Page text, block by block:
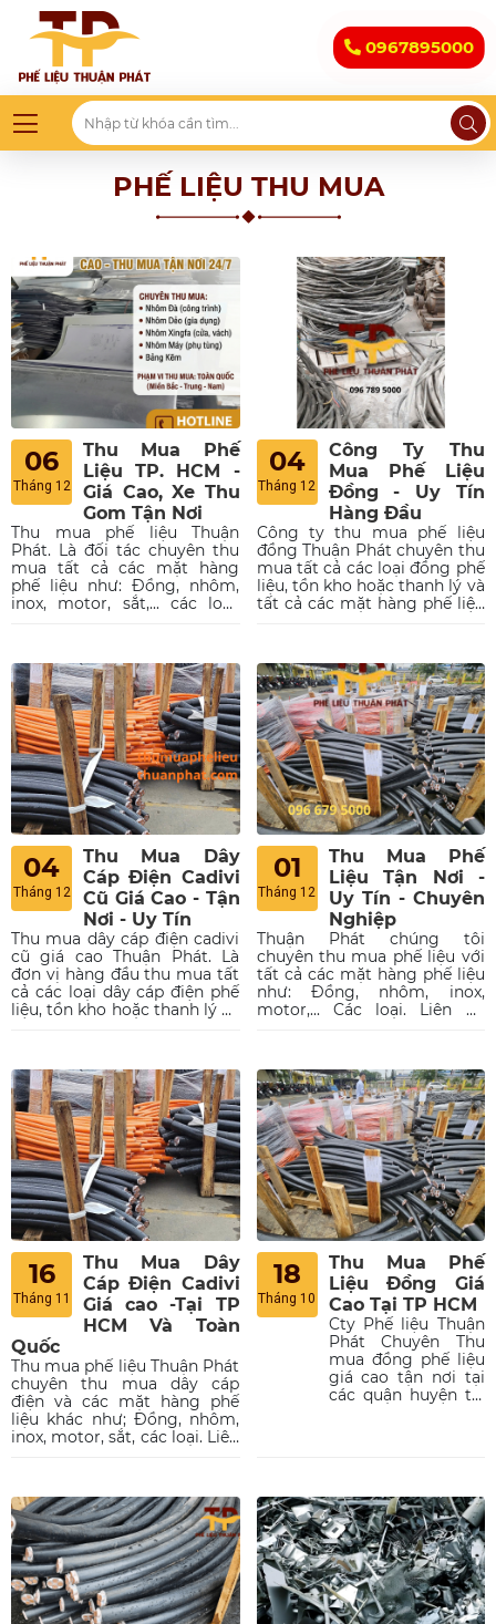
0967895000
PHẾ LIỆU THU MUA
06
Tháng 12
Thu Mua Phế
Liệu TP. HCM -
Giá Cao, Xe Thu
Gom Tận Nơi
Thu mua phế liệu Thuận
Phát. Là đối tác chuyên thu
mua tất cả các mặt hàng
phế liệu như: Đồng, nhôm,
inox, motor, sắt,... các loại.
04
Tháng 12
Công Ty Thu
Mua Phế Liệu
Đồng - Uy Tín
Hàng Đầu
Công ty thu mua phế liệu
đồng Thuận Phát chuyên thu
mua tất cả các loại đồng phế
liệu, tồn kho hoặc thanh lý và
tất cả các mặt hàng phế liệu
04
Tháng 12
Thu Mua Dây
Cáp Điện Cadivi
Cũ Giá Cao - Tận
Nơi - Uy Tín
Thu mua dây cáp điện cadivi
cũ giá cao Thuận Phát. Là
đơn vị hàng đầu thu mua tất
cả các loại dây cáp điện phế
liệu, tồn kho hoặc thanh lý và
01
Tháng 12
Thu Mua Phế
Liệu Tận Nơi -
Uy Tín - Chuyên
Nghiệp
Thuận Phát chúng tôi
chuyên thu mua phế liệu với
tất cả các mặt hàng phế liệu
như: Đồng, nhôm, inox,
motor,... Các loại. Liên hệ
16
Tháng 11
Thu Mua Dây
Cáp Điện Cadivi
Giá cao -Tại TP
HCM Và Toàn
Quốc
Thu mua phế liệu Thuận Phát
chuyên thu mua dây cáp
điện và các mặt hàng phế
liệu khác như; Đồng, nhôm,
inox, motor, sắt, các loại. Liên
18
Tháng 10
Thu Mua Phế
Liệu Đồng Giá
Cao Tại TP HCM
Cty Phế liệu Thuận
Phát Chuyên Thu
mua đồng phế liệu
giá cao tận nơi tại
các quận huyện tại